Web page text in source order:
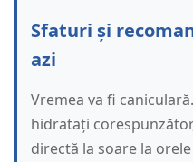
Sfaturi și
azi
Vremea va fi
hidratați
directă la soare la